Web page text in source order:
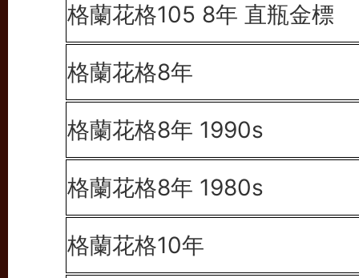
格蘭花格105 8年 直瓶金標
格蘭花格8年
格蘭花格8年 1990s
格蘭花格8年 1980s
格蘭花格10年